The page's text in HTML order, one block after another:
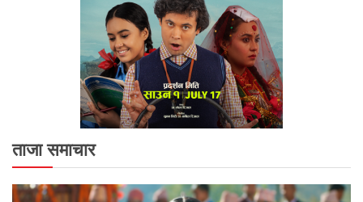
ताजा समाचार